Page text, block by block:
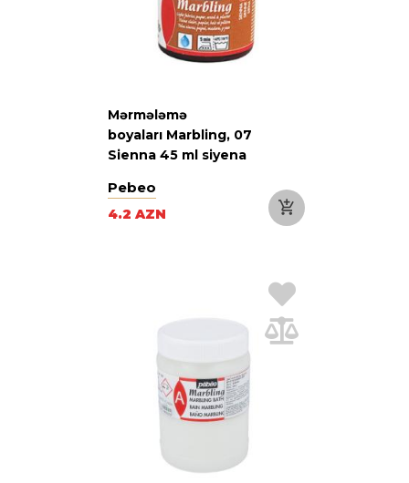
Mərmələmə
boyaları Marbling, 07
Sienna 45 ml siyena
Pebeo
4.2 AZN